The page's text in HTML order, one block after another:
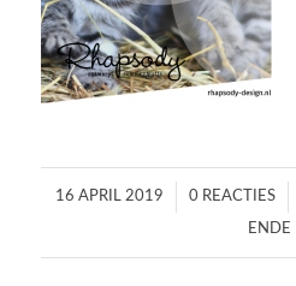
16 APRIL 2019
/ 0 REACTIES
/
ENDE